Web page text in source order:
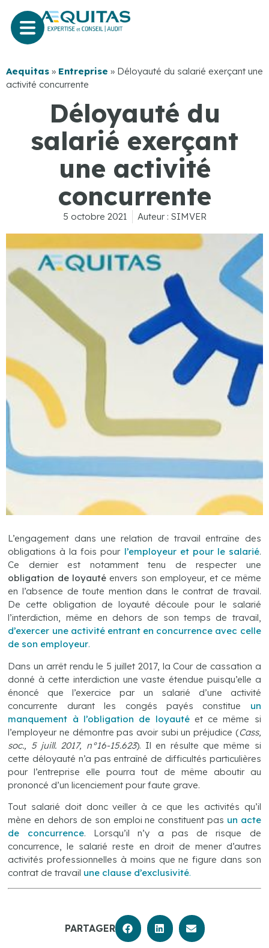
Aequitas » Entreprise » Déloyauté du salarié exerçant une
activité concurrente
Déloyauté du
salarié exerçant
une activité
concurrente
5 octobre 2021 Auteur : SIMVER
L’engagement dans une relation de travail entraîne des
obligations à la fois pour l’employeur et pour le salarié.
Ce dernier est notamment tenu de respecter une
obligation de loyautéenvers son employeur, et ce même
en l’absence de toute mention dans le contrat de travail.
De cette obligation de loyauté découle pour le salarié
l’interdiction, même en dehors de son temps de travail,
d’exercer une activité entrant en concurrence avec celle
de son employeur.
Dans un arrêt rendu le 5 juillet 2017, la Cour de cassation a
donné à cette interdiction une vaste étendue puisqu’elle a
énoncé que l’exercice par un salarié d’une activité
concurrente durant les congés payés constitue un
manquement à l’obligation de loyauté et ce même si
l’employeur ne démontre pas avoir subi un préjudice (Cass,
soc., 5 juill. 2017, n°16-15.623). Il en résulte que même si
cette déloyauté n’a pas entraîné de difficultés particulières
pour l’entreprise elle pourra tout de même aboutir au
prononcé d’un licenciement pour faute grave.
Tout salarié doit donc veiller à ce que les activités qu’il
mène en dehors de son emploi ne constituent pas un acte
de concurrence. Lorsqu’il n’y a pas de risque de
concurrence, le salarié reste en droit de mener d’autres
activités professionnelles à moins que ne figure dans son
contrat de travail une clause d’exclusivité.
PARTAGER